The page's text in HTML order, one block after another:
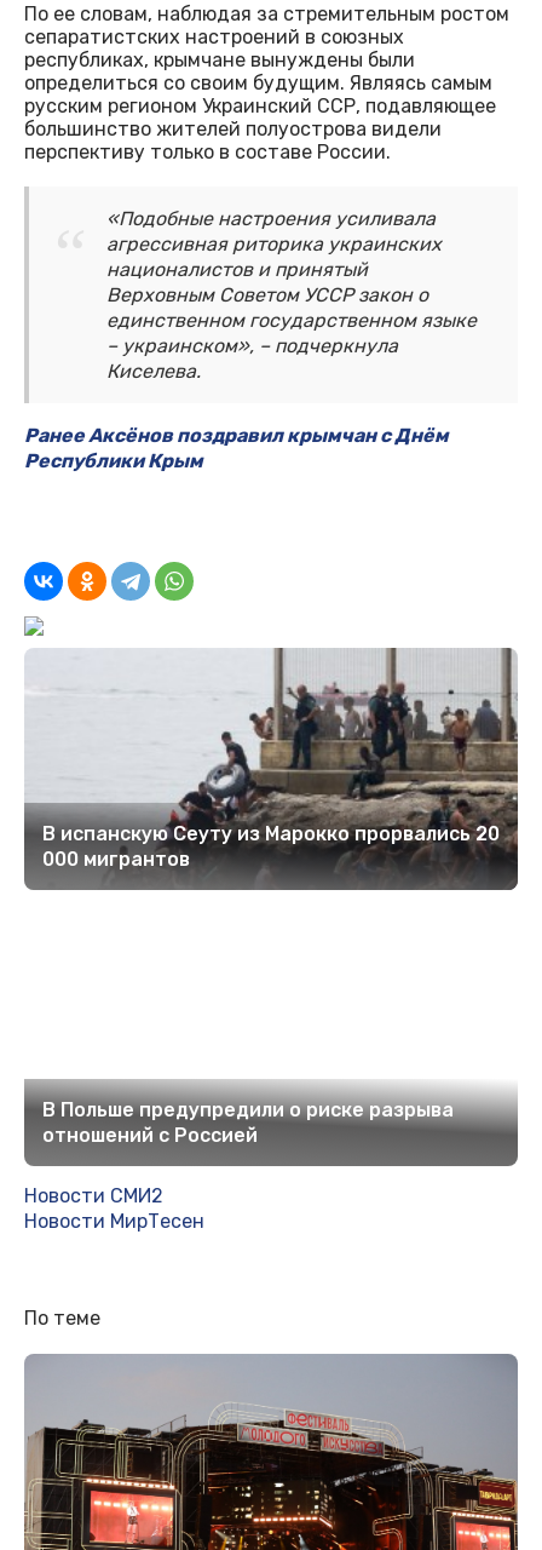
По ее словам, наблюдая за стремительным ростом
сепаратистских настроений в союзных
республиках, крымчане вынуждены были
определиться со своим будущим. Являясь самым
русским регионом Украинский ССР, подавляющее
большинство жителей полуострова видели
перспективу только в составе России.
«Подобные настроения усиливала
агрессивная риторика украинских
националистов и принятый
Верховным Советом УССР закон о
единственном государственном языке
– украинском», – подчеркнула
Киселева.
Ранее Аксёнов поздравил крымчан с Днём
Республики Крым
В испанскую Сеуту из Марокко прорвались 20
000 мигрантов
В Польше предупредили о риске разрыва
отношений с Россией
Новости СМИ2
Новости МирТесен
По теме